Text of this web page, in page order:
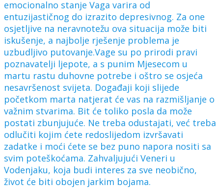
emocionalno stanje Vaga varira od
entuzijastičnog do izrazito depresivnog. Za one
osjetljive na neravnotežu ova situacija može biti
iskušenje, a najbolje rješenje problema je
uzbudljivo putovanje.Vage su po prirodi pravi
poznavatelji ljepote, a s punim Mjesecom u
martu rastu duhovne potrebe i oštro se osjeća
nesavršenost svijeta. Događaji koji slijede
početkom marta natjerat će vas na razmišljanje o
važnim stvarima. Bit će toliko posla da može
postati zbunjujuće. Ne treba odustajati, već treba
odlučiti kojim ćete redoslijedom izvršavati
zadatke i moći ćete se bez puno napora nositi sa
svim poteškoćama. Zahvaljujući Veneri u
Vodenjaku, koja budi interes za sve neobično,
život će biti obojen jarkim bojama.